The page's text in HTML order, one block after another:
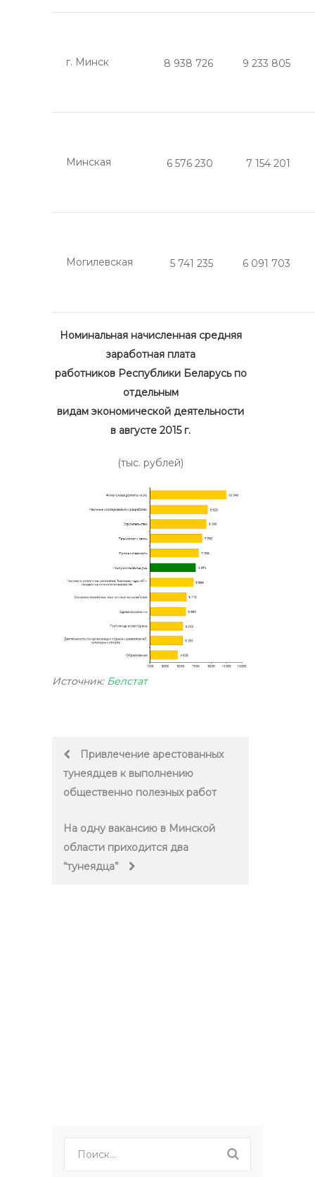
г. Минск 8 938 726 9 233 805
Минская 6 576 230 7 154 201
Могилевская 5 741 235 6 091 703
Номинальная начисленная средняя
заработная плата
работников Республики Беларусь по
отдельным
видам экономической деятельности
в августе 2015 г.
(тыс. рублей)
Источник: Белстат
Post
navigation
Привлечение арестованных
тунеядцев к выполнению
общественно полезных работ
На одну вакансию в Минской
области приходится два
“тунеядца”